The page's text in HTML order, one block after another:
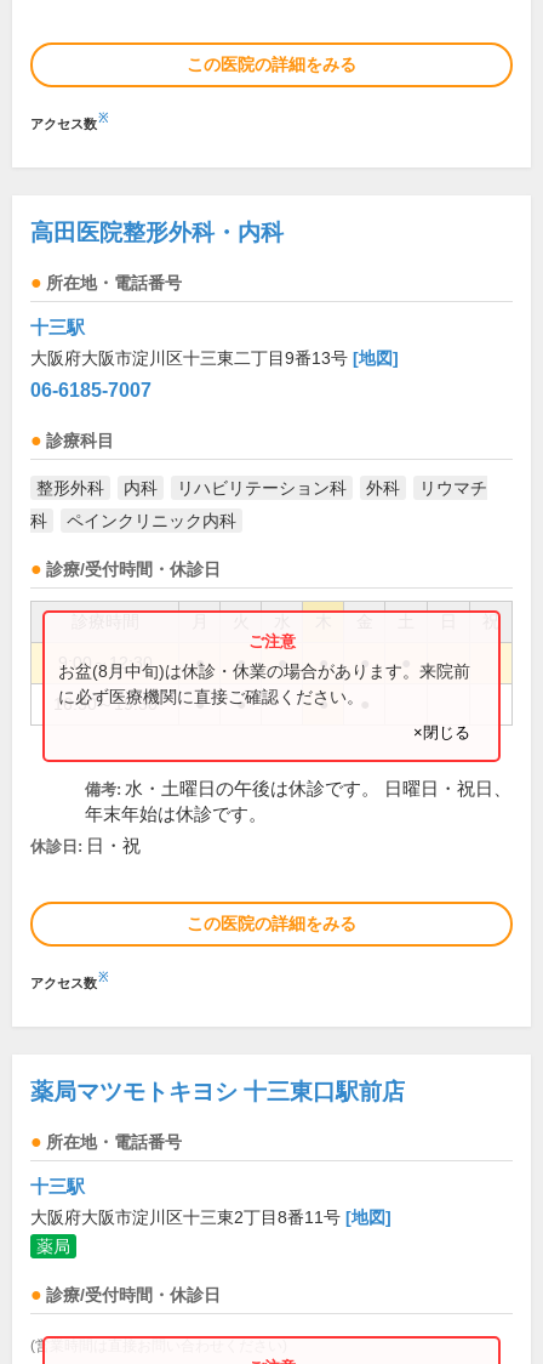
この医院の詳細をみる
アクセス数※
高田医院整形外科・内科
所在地・電話番号
十三駅
大阪府大阪市淀川区十三東二丁目9番13号 [地図]
06-6185-7007
診療科目
整形外科 内科 リハビリテーション科 外科
リウマチ
科
ペインクリニック内科
診療/受付時間・休診日
祝
9:00～12:30 ● ● ● ● ●
16:30～19:30 ● ● ●
お盆(8月中旬)は休診・休業の場合があります。来院前
に必ず医療機関に直接ご確認ください。
×閉じる
備考: 水・土曜日の午後は休診です。 日曜日・祝日、
年末年始は休診です。
休診日: 日・祝
この医院の詳細をみる
アクセス数※
薬局マツモトキヨシ 十三東口駅前店
所在地・電話番号
十三駅
大阪府大阪市淀川区十三東2丁目8番11号 [地図]
薬局
診療/受付時間・休診日
(営業時間は直接お問い合わせください)